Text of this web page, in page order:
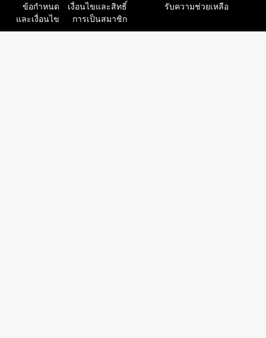
ข้อกำหนด
และเงื่อนไข
เงื่อนไขและสิทธิ์
การเป็นสมาชิก
รับความช่วยเหลือ